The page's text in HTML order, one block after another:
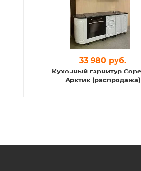
Кухонный гарнитур
Арктик (распродажа)
33 980 руб.